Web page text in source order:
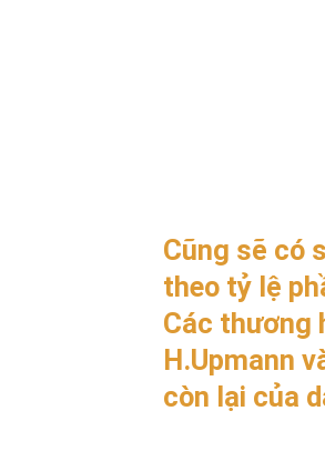
Cũng sẽ có
theo tỷ lệ
Các thương
H.Upmann
còn lại của